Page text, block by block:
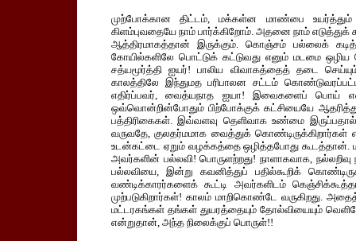
முற்போக்கான திட்டம், மக்கள்ன மாண்பை உயர்த்தும்
கிளம்புவதையே நாம் பார்க்கிறோம். அதனை நாம்
ஆத்திரமாகத்தான் இருக்கும். கொஞ்சம் பல்லைக்
கோயில்களிலே பொட்டுக் கட்டுவது எனும் மடமை
சத்யமூர்த்தி ஐயர்! பாலிய விவாகத்தைத் தடை
காலத்திலே இந்துமத பரிபாலன சட்டம்
எதிர்ப்பவர், வைத்யநாத ஐயா! இவைகளைப் பொய்
ஒவ்வொன்றின்போதும் பிற்போக்குக் கட்சியையே
பத்திரிகைகள். இவ்வளவு தெளிவாக உண்மை
வருவதே, குலதர்மமாக வைத்துக்
உடன்கட்டை ஏறும் வழக்கத்தை ஒழித்தபோது கூடத்தான்.
அவர்களின் பல்லவி! பொருளற்றது! நாளாகவாக, நல்லறிவு
பல்லவியை, இன்று கவனித்துப் பதில்கூறிக்
வண்டிக்காரர்களைக் கூட்டி அவர்களிடம்
முற்படுகிறார்கள்! காலம் மாறிகொண்டே வருகிறது.
மட்டரகங்கள் தங்கள் துயரத்தையும் தோல்வியையும்
என்றுதான், அந்த நிலைக்குப் பொருள்!!